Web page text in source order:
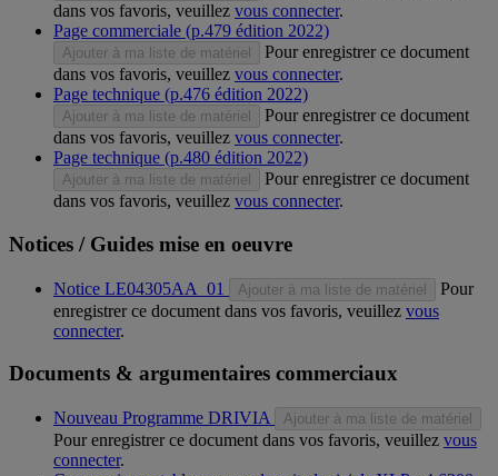
dans vos favoris, veuillez vous connecter.
Page commerciale (p.479 édition 2022)
Ajouter à ma liste de matériel
Pour enregistrer ce document
dans vos favoris, veuillez vous connecter.
Page technique (p.476 édition 2022)
Ajouter à ma liste de matériel
Pour enregistrer ce document
dans vos favoris, veuillez vous connecter.
Page technique (p.480 édition 2022)
Ajouter à ma liste de matériel
Pour enregistrer ce document
dans vos favoris, veuillez vous connecter.
Notices / Guides mise en oeuvre
Notice LE04305AA_01 Ajouter à ma liste de matériel
Pour
enregistrer ce document dans vos favoris, veuillez vous
connecter.
Documents & argumentaires commerciaux
Nouveau Programme DRIVIA Ajouter à ma liste de matériel
Pour enregistrer ce document dans vos favoris, veuillez vous
connecter.